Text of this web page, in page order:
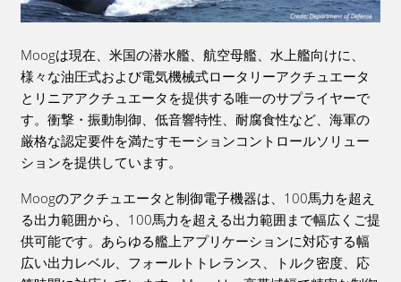
Moogは現在、米国の潜水艦、航空母艦、水上艦向けに、
様々な油圧式および電気機械式ロータリーアクチュエータ
とリニアアクチュエータを提供する唯一のサプライヤーで
す。衝撃・振動制御、低音響特性、耐腐食性など、海軍の
厳格な認定要件を満たすモーションコントロールソリュー
ションを提供しています。
Moogのアクチュエータと制御電子機器は、100馬力を超え
る出力範囲から、100馬力を超える出力範囲まで幅広くご提
供可能です。あらゆる艦上アプリケーションに対応する幅
広い出力レベル、フォールトトレランス、トルク密度、応